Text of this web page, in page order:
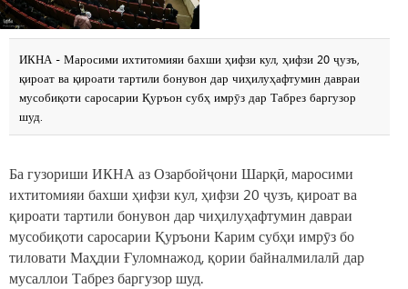
ИКНА - Маросими ихтитомияи бахши ҳифзи кул, ҳифзи 20 ҷузъ,
қироат ва қироати тартили бонувон дар чиҳилуҳафтумин давраи
мусобиқоти саросарии Қуръон субҳ имрӯз дар Табрез баргузор
шуд.
Ба гузориши ИКНА аз Озарбойҷони Шарқӣ, маросими
ихтитомияи бахши ҳифзи кул, ҳифзи 20 ҷузъ, қироат ва
қироати тартили бонувон дар чиҳилуҳафтумин давраи
мусобиқоти саросарии Қуръони Карим субҳи имрӯз бо
тиловати Маҳдии Ғуломнажод, қории байналмилалӣ дар
мусаллои Табрез баргузор шуд.